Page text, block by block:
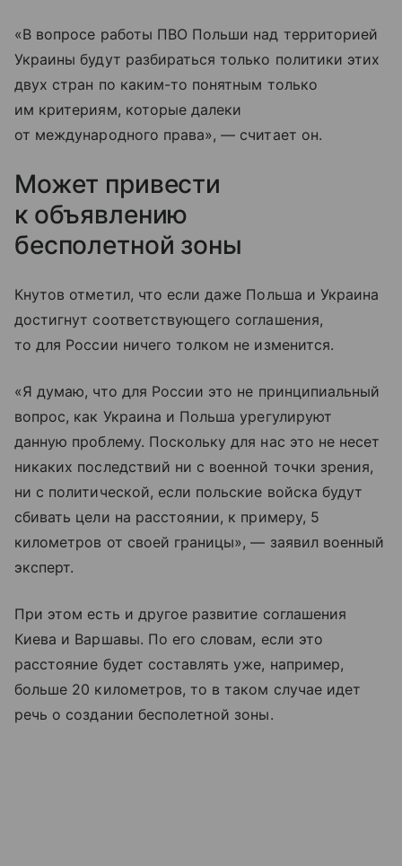
«В вопросе работы ПВО Польши над территорией
Украины будут разбираться только политики этих
двух стран по каким-то понятным только
им критериям, которые далеки
от международного права», — считает он.
Может привести
к объявлению
бесполетной зоны
Кнутов отметил, что если даже Польша и Украина
достигнут соответствующего соглашения,
то для России ничего толком не изменится.
«Я думаю, что для России это не принципиальный
вопрос, как Украина и Польша урегулируют
данную проблему. Поскольку для нас это не несет
никаких последствий ни с военной точки зрения,
ни с политической, если польские войска будут
сбивать цели на расстоянии, к примеру, 5
километров от своей границы», — заявил военный
эксперт.
При этом есть и другое развитие соглашения
Киева и Варшавы. По его словам, если это
расстояние будет составлять уже, например,
больше 20 километров, то в таком случае идет
речь о создании бесполетной зоны.